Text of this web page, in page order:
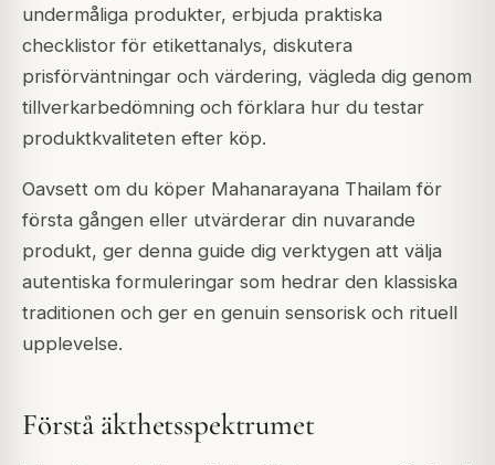
undermåliga produkter, erbjuda praktiska
checklistor för etikettanalys, diskutera
prisförväntningar och värdering, vägleda dig genom
tillverkarbedömning och förklara hur du testar
produktkvaliteten efter köp.
Oavsett om du köper Mahanarayana Thailam för
första gången eller utvärderar din nuvarande
produkt, ger denna guide dig verktygen att välja
autentiska formuleringar som hedrar den klassiska
traditionen och ger en genuin sensorisk och rituell
upplevelse.
Förstå äkthetsspektrumet